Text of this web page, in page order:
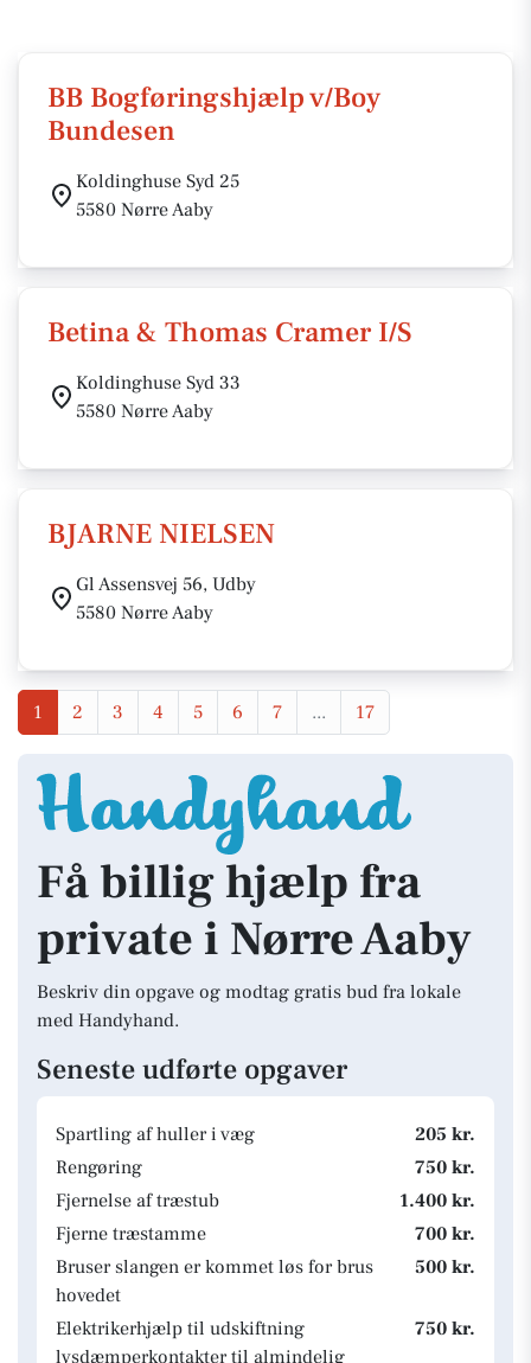
BB Bogføringshjælp v/Boy
Bundesen
Koldinghuse Syd 25
5580 Nørre Aaby
Betina & Thomas Cramer I/S
Koldinghuse Syd 33
5580 Nørre Aaby
BJARNE NIELSEN
Gl Assensvej 56, Udby
5580 Nørre Aaby
1 2 3 4 5 6 7 ... 17
Få billig hjælp fra
private i Nørre Aaby
Beskriv din opgave og modtag gratis bud fra lokale
med Handyhand.
Seneste udførte opgaver
Spartling af huller i væg
205 kr.
Rengøring
750 kr.
Fjernelse af træstub
1.400 kr.
Fjerne træstamme
700 kr.
Bruser slangen er kommet løs for brus
hovedet
500 kr.
Elektrikerhjælp til udskiftning
lysdæmperkontakter til almindelig
750 kr.